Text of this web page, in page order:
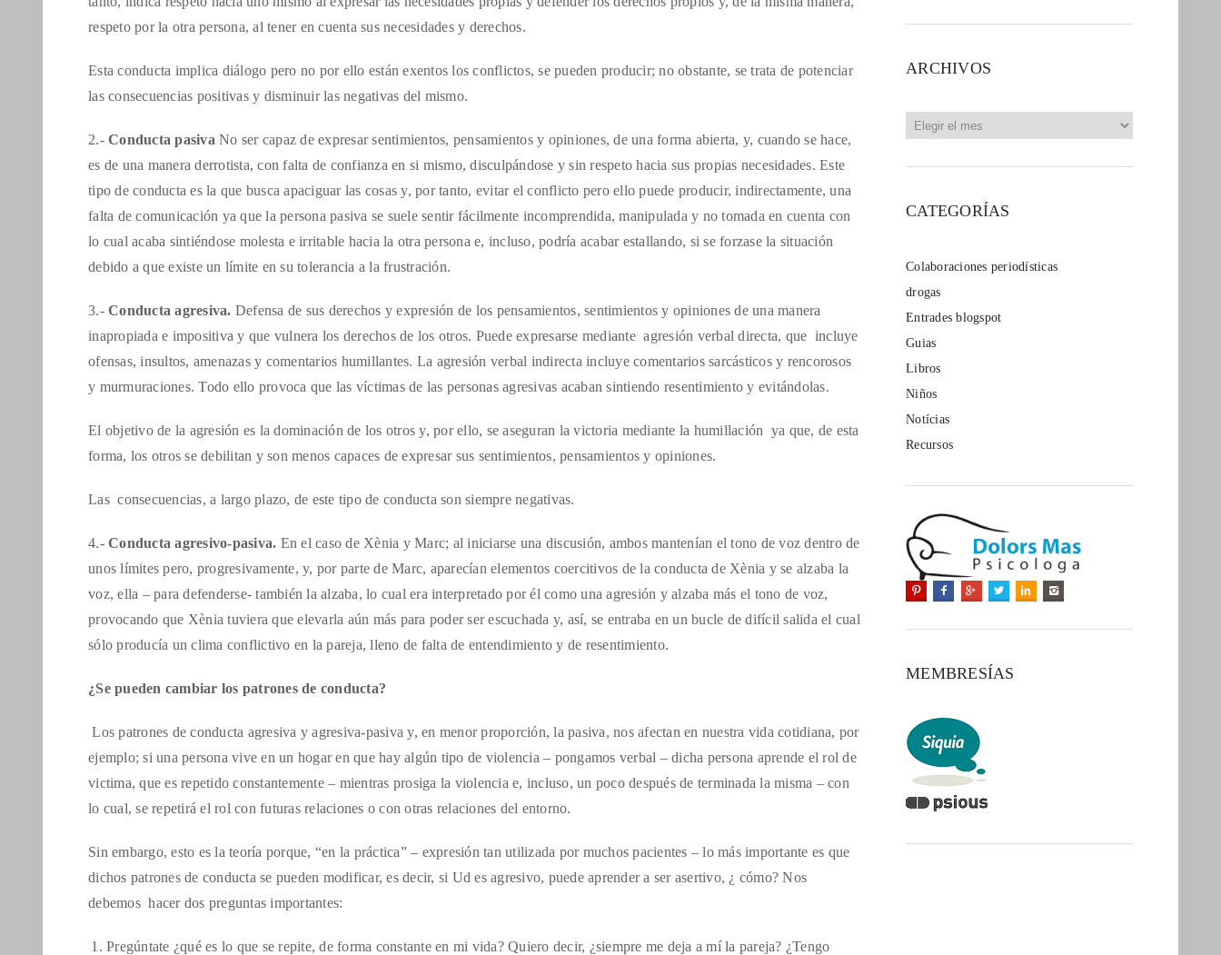
respeto por la otra persona, al tener en cuenta sus necesidades y derechos.
Esta conducta implica diálogo pero no por ello están exentos los conflictos, se pueden producir; no obstante, se trata de potenciar
las consecuencias positivas y disminuir las negativas del mismo.
2.- Conducta pasiva No ser capaz de expresar sentimientos, pensamientos y opiniones, de una forma abierta, y, cuando se hace,
es de una manera derrotista, con falta de confianza en si mismo, disculpándose y sin respeto hacia sus propias necesidades. Este
tipo de conducta es la que busca apaciguar las cosas y, por tanto, evitar el conflicto pero ello puede producir, indirectamente, una
falta de comunicación ya que la persona pasiva se suele sentir fácilmente incomprendida, manipulada y no tomada en cuenta con
lo cual acaba sintiéndose molesta e irritable hacia la otra persona e, incluso, podría acabar estallando, si se forzase la situación
debido a que existe un límite en su tolerancia a la frustración.
3.- Conducta agresiva. Defensa de sus derechos y expresión de los pensamientos, sentimientos y opiniones de una manera
inapropiada e impositiva y que vulnera los derechos de los otros. Puede expresarse mediante agresión verbal directa, que incluye
ofensas, insultos, amenazas y comentarios humillantes. La agresión verbal indirecta incluye comentarios sarcásticos y rencorosos
y murmuraciones. Todo ello provoca que las víctimas de las personas agresivas acaban sintiendo resentimiento y evitándolas.
El objetivo de la agresión es la dominación de los otros y, por ello, se aseguran la victoria mediante la humillación ya que, de esta
forma, los otros se debilitan y son menos capaces de expresar sus sentimientos, pensamientos y opiniones.
Las consecuencias, a largo plazo, de este tipo de conducta son siempre negativas.
4.- Conducta agresivo-pasiva. En el caso de Xènia y Marc; al iniciarse una discusión, ambos mantenían el tono de voz dentro de
unos límites pero, progresivamente, y, por parte de Marc, aparecían elementos coercitivos de la conducta de Xènia y se alzaba la
voz, ella – para defenderse- también la alzaba, lo cual era interpretado por él como una agresión y alzaba más el tono de voz,
provocando que Xènia tuviera que elevarla aún más para poder ser escuchada y, así, se entraba en un bucle de difícil salida el cual
sólo producía un clima conflictivo en la pareja, lleno de falta de entendimiento y de resentimiento.
¿Se pueden cambiar los patrones de conducta?
Los patrones de conducta agresiva y agresiva-pasiva y, en menor proporción, la pasiva, nos afectan en nuestra vida cotidiana, por
ejemplo; si una persona vive en un hogar en que hay algún tipo de violencia – pongamos verbal – dicha persona aprende el rol de
victima, que es repetido constantemente – mientras prosiga la violencia e, incluso, un poco después de terminada la misma – con
lo cual, se repetirá el rol con futuras relaciones o con otras relaciones del entorno.
Sin embargo, esto es la teoría porque, “en la práctica” – expresión tan utilizada por muchos pacientes – lo más importante es que
dichos patrones de conducta se pueden modificar, es decir, si Ud es agresivo, puede aprender a ser asertivo, ¿ cómo? Nos
debemos hacer dos preguntas importantes:
Pregúntate ¿qué es lo que se repite, de forma constante en mi vida? Quiero decir, ¿siempre me deja a mí la pareja? ¿Tengo
ARCHIVOS
CATEGORÍAS
Colaboraciones periodísticas
drogas
Entrades blogspot
Guias
Libros
Niños
Notícias
Recursos
MEMBRESÍAS